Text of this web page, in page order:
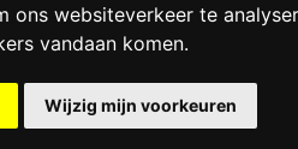
ons websiteverkeer te
vandaan komen.
Wijzig mijn voorkeuren
preferences